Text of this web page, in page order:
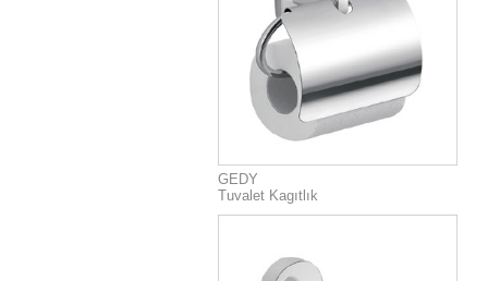
GEDY
Tuvalet Kagıtlık